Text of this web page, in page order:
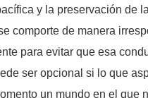
y la preservación de
comporte de manera
para evitar que esa
ser opcional si lo que
un mundo en el